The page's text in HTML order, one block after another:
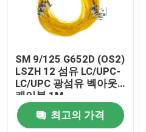
SM 9/125 G652D (OS2)
LSZH 12 섬유 LC/UPC-
LC/UPC 광섬유 벡아웃
케이블 1M
최고의 가격